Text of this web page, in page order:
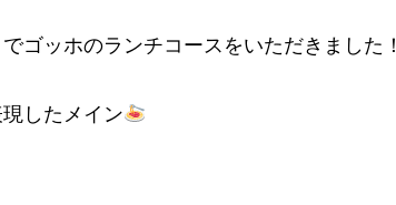
ゴッホのランチコースをいただきました！
したメイン